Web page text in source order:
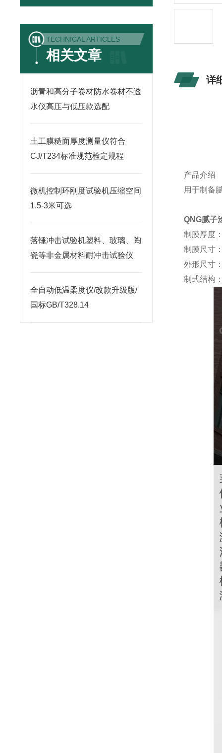
TECHNICAL ARTICLES
相关文章
沥青和高分子卷材防水卷材不透
水仪高压与低压款选配
土工膜糙面厚度测量仪符合
CJ/T234标准规范检定规程
微机控制环刚度试验机压缩空间
1.5-3米可选
落锤冲击试验机塑料、玻璃、陶
瓷等非金属材料耐冲击试验仪
全自动低温柔度仪/改款升级版/
国标GB/T328.14
详
产品介绍
用于制备
QNG腻子
制膜厚度
制膜尺寸
外形尺寸
制式结构